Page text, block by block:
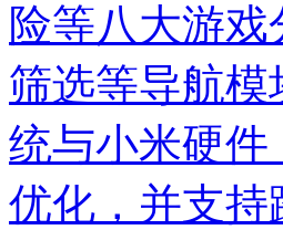
险等八大游
筛选等导航
统与小米硬
优化，并支